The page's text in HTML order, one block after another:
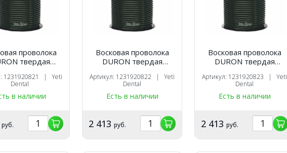
проволока
твердая
Yeti
1231920821 | Yeti
Dental
в наличии
руб.
Восковая проволока
DURON твердая
Yeti
Артикул: 1231920822 | Yeti
Dental
Есть в наличии
2 413 руб.
Восковая проволока
DURON твердая
Yeti
Артикул: 1231920823 | Yeti
Dental
Есть в наличии
2 413 руб.